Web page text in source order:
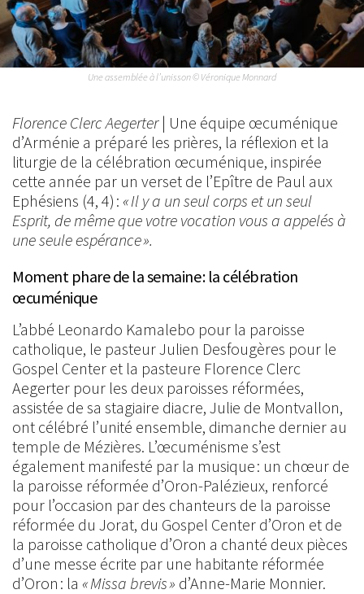
Une assemblée à l’unisson © Véronique Monnard
Florence Clerc Aegerter | Une équipe œcuménique
d’Arménie a préparé les prières, la réflexion et la
liturgie de la célébration œcuménique, inspirée
cette année par un verset de l’Epître de Paul aux
Ephésiens (4, 4) : « Il y a un seul corps et un seul
Esprit, de même que votre vocation vous a appelés à
une seule espérance ».
Moment phare de la semaine : la célébration
œcuménique
L’abbé Leonardo Kamalebo pour la paroisse
catholique, le pasteur Julien Desfougères pour le
Gospel Center et la pasteure Florence Clerc
Aegerter pour les deux paroisses réformées,
assistée de sa stagiaire diacre, Julie de Montvallon,
ont célébré l’unité ensemble, dimanche dernier au
temple de Mézières. L’œcuménisme s’est
également manifesté par la musique : un chœur de
la paroisse réformée d’Oron-Palézieux, renforcé
pour l’occasion par des chanteurs de la paroisse
réformée du Jorat, du Gospel Center d’Oron et de
la paroisse catholique d’Oron a chanté deux pièces
d’une messe écrite par une habitante réformée
d’Oron : la « Missa brevis » d’Anne-Marie Monnier.